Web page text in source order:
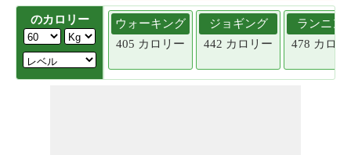
のカロリー
ウォーキング
405 カロリー
ジョギング
442 カロリー
ランニン
478 カロリ